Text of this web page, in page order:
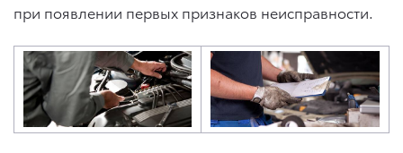
при появлении первых признаков неисправности.